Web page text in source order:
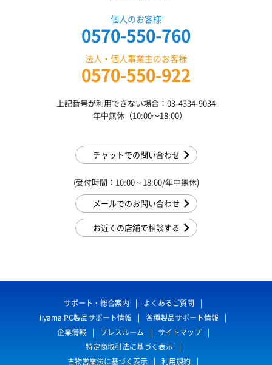
個人のお客様
0570-550-760
法人・個人事業主のお客様
0570-550-922
上記番号が利用できない場合：03-4334-9034
年中無休（10:00〜18:00）
チャットでの問い合わせ
(受付時間：10:00～18:00/年中無休)
メールでのお問い合わせ
お近くの店舗で相談する
サポート・総合案内
よくあるご質問
iiyama PC製品サポート情報
各種製品サポート情報
企業情報
プレスルーム
サイトマップ
特定商取引法に基づく表示
古物営業法に基づく表示
利用規約